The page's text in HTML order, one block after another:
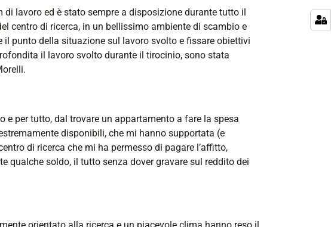
lavoro ed è stato sempre a disposizione durante tutto il
centro di ricerca, in un bellissimo ambiente di scambio e
punto della situazione sul lavoro svolto e fissare obiettivi
il lavoro svolto durante il tirocinio, sono stata
per tutto, dal trovare un appartamento a fare la spesa
disponibili, che mi hanno supportata (e
di ricerca che mi ha permesso di pagare l’affitto,
qualche soldo, il tutto senza dover gravare sul reddito dei